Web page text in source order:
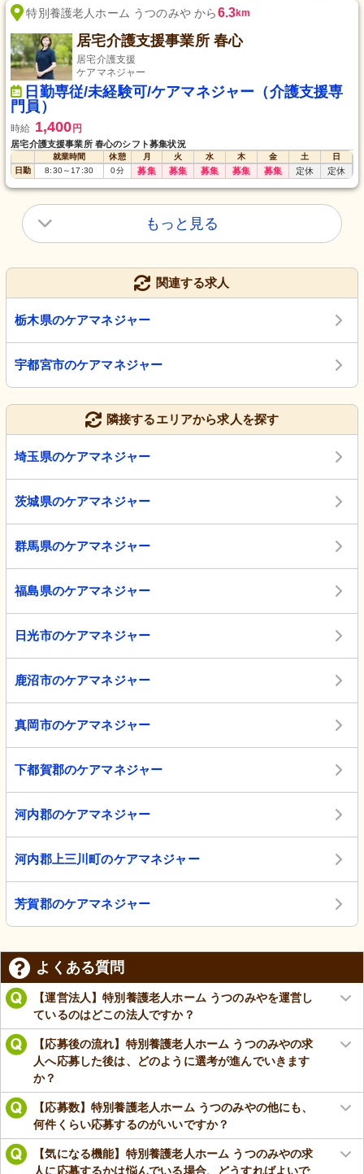
特別養護老人ホーム うつのみや から6.3km
居宅介護支援事業所 春心
居宅介護支援
ケアマネジャー
日勤専従/未経験可/ケアマネジャー（介護支援専
門員）
時給 1,400 円
居宅介護支援事業所 春心のシフト募集状況
就業時間 休憩 月 火 水 木 金 土
日
日勤
8:30～17:30 0分 募集 募集 募集 募集 募集 定休 定休
もっと見る
関連する求人
栃木県のケアマネジャー
宇都宮市のケアマネジャー
隣接するエリアから求人を探す
埼玉県のケアマネジャー
茨城県のケアマネジャー
群馬県のケアマネジャー
福島県のケアマネジャー
日光市のケアマネジャー
鹿沼市のケアマネジャー
真岡市のケアマネジャー
下都賀郡のケアマネジャー
河内郡のケアマネジャー
河内郡上三川町のケアマネジャー
芳賀郡のケアマネジャー
よくある質問
【運営法人】特別養護老人ホーム うつのみやを運営し
ているのはどこの法人ですか？
【応募後の流れ】特別養護老人ホーム うつのみやの求
人へ応募した後は、どのように選考が進んでいきます
か？
【応募数】特別養護老人ホーム うつのみやの他にも、
何件くらい応募するのがいいですか？
【気になる機能】特別養護老人ホーム うつのみやの求
人に応募するかは悩んでいる場合、どうすればよいで